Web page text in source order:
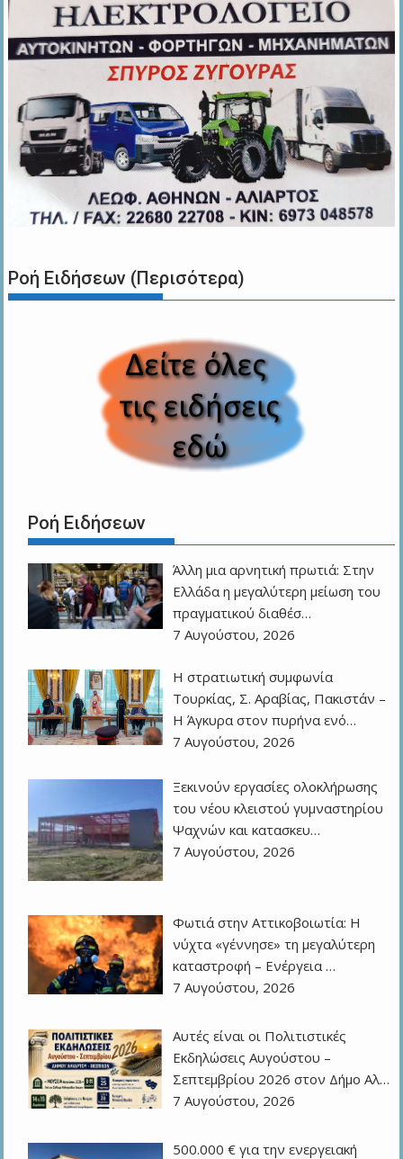
Ροή Ειδήσεων (Περισότερα)
Ροή Ειδήσεων
Άλλη μια αρνητική πρωτιά: Στην
Ελλάδα η μεγαλύτερη μείωση του
πραγματικού διαθέσ…
7 Αυγούστου, 2026
Η στρατιωτική συμφωνία
Τουρκίας, Σ. Αραβίας, Πακιστάν –
Η Άγκυρα στον πυρήνα ενό…
7 Αυγούστου, 2026
Ξεκινούν εργασίες ολοκλήρωσης
του νέου κλειστού γυμναστηρίου
Ψαχνών και κατασκευ…
7 Αυγούστου, 2026
Φωτιά στην Αττικοβοιωτία: Η
νύχτα «γέννησε» τη μεγαλύτερη
καταστροφή – Ενέργεια …
7 Αυγούστου, 2026
Αυτές είναι οι Πολιτιστικές
Εκδηλώσεις Αυγούστου –
Σεπτεμβρίου 2026 στον Δήμο Αλ…
7 Αυγούστου, 2026
500.000 € για την ενεργειακή